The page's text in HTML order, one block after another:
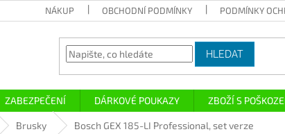
NÁKUP OBCHODNÍ PODMÍNKY PODMÍNKY
HLEDAT
ZABEZPEČENÍ DÁRKOVÉ POUKAZY ZBOŽÍ S
Brusky Bosch GEX 185-LI Professional, set verze